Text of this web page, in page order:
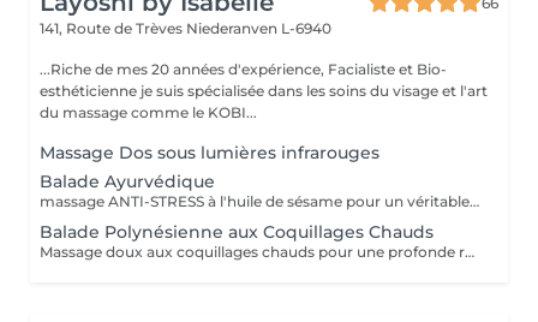
141, Route de Trèves Niederanven L-6940
...Riche de mes 20 années d'expérience, Facialiste et Bio-
esthéticienne je suis spécialisée dans les soins du visage et l'art
du massage comme le KOBI...
Massage Dos sous lumières infrarouges
Balade Ayurvédique
massage ANTI-STRESS à l'huile de sésame pour un véritable lâcher-prise du corps et une déconnexion totale de l'esprit.
Balade Polynésienne aux Coquillages Chauds
Massage doux aux coquillages chauds pour une profonde relaxation